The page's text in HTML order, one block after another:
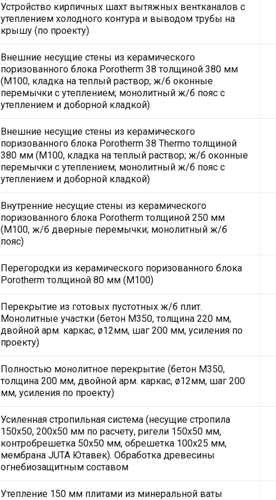
Устройство кирпичных шахт вытяжных вентканалов с
утеплением холодного контура и выводом трубы на
крышу (по проекту)
Внешние несущие стены из керамического
поризованного блока Porotherm 38 толщиной 380 мм
(М100, кладка на теплый раствор; ж/б оконные
перемычки с утеплением; монолитный ж/б пояс с
утеплением и доборной кладкой)
Внешние несущие стены из керамического
поризованного блока Porotherm 38 Thermo толщиной
380 мм (М100, кладка на теплый раствор; ж/б оконные
перемычки с утеплением; монолитный ж/б пояс с
утеплением и доборной кладкой)
Внутренние несущие стены из керамического
поризованного блока Porotherm толщиной 250 мм
(М100, ж/б дверные перемычки; монолитный ж/б
пояс)
Перегородки из керамического поризованного блока
Porotherm толщиной 80 мм (М100)
Перекрытие из готовых пустотных ж/б плит.
Монолитные участки (бетон М350, толщина 220 мм,
двойной арм. каркас, ø12мм, шаг 200 мм, усиления по
проекту)
Полностью монолитное перекрытие (бетон М350,
толщина 200 мм, двойной арм. каркас, ø12мм, шаг 200
мм, усиления по проекту)
Усиленная стропильная система (несущие стропила
150х50, 200х50 мм по расчету, ригели 150х50 мм,
контробрешетка 50х50 мм, обрешетка 100х25 мм,
мембрана JUTA Ютавек). Обработка древесины
огнебиозащитным составом
Утепление 150 мм плитами из минеральной ваты